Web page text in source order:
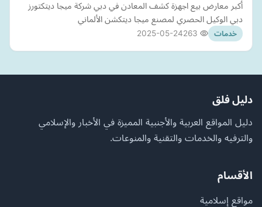
أكبر معارض بيع اجهزة كشف المعادن في دبي شركة ميجا ديتكتورز
دبي الوكيل الحصري لمصنع ميجا ديتكشن الألماني
خدمات 2025-05-24
دليل فلق
دليل المواقع العربية والأجنبية المميزة في الأخبار والإسلامي
والترفيه والخدمات والتقنية والمنوعات.
الأقسام
مواقع إسلامية